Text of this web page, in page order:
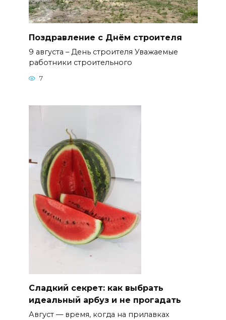
Поздравление с Днём строителя
9 августа – День строителя Уважаемые
работники строительного
7
Сладкий секрет: как выбрать
идеальный арбуз и не прогадать
Август — время, когда на прилавках